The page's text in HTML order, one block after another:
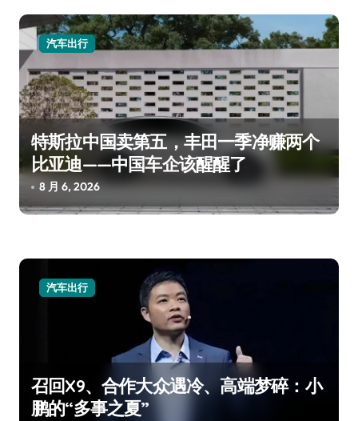
汽车出行
特斯拉中国卖第五，丰田一季净赚两个
比亚迪——中国车企该醒醒了
8 月 6, 2026
汽车出行
召回X9、合作大众遇冷、高端梦碎：小
鹏的“多事之夏”